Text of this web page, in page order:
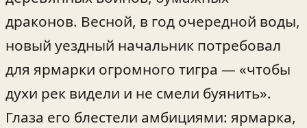
драконов. Весной, в год очередной воды,
новый уездный начальник потребовал
для ярмарки огромного тигра — «чтобы
духи рек видели и не смели буянить».
Глаза его блестели амбициями: ярмарка,